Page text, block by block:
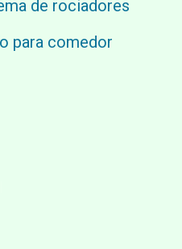
de rociadores
para comedor